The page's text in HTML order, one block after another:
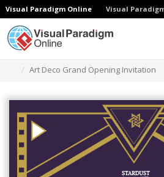
Visual Paradigm Online Visual
Art Deco Grand Opening Invitation